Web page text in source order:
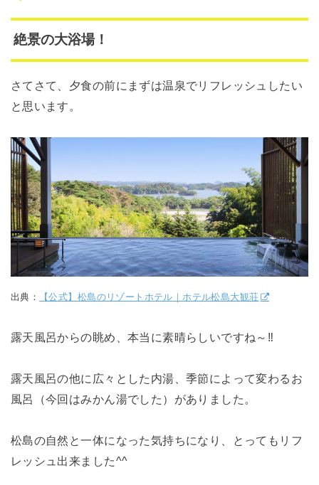
絶景の大浴場！
さてさて、夕食の前にまずは温泉でリフレッシュしたい
と思います。
出典： 【公式】松島のリゾートホテル｜ホテル松島大観荘
露天風呂からの眺め、本当に素晴らしいですね～‼
露天風呂の他に広々とした内湯、季節によって変わるお
風呂（今回はみかん湯でした）がありました。
松島の自然と一体になった気持ちになり、とってもリフ
レッシュ出来ました^^